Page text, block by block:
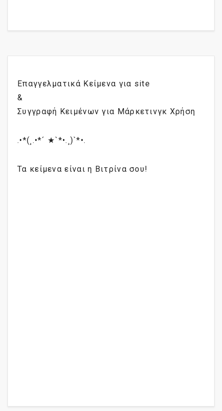
Επαγγελματικά Κείμενα για site
&
Συγγραφή Κειμένων για Μάρκετινγκ Χρήση
.•*(¸.•*´ ★`*•.¸)`*•.
Τα κείμενα είναι η Βιτρίνα σου!